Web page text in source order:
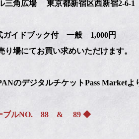
広場 東京都新宿区西新宿2-6-1
ドブック付 一般 1,000円
にてお買い求めいただけます。
デジタルチケットPass Marketよ
ルNO. 88 & 89 ◆